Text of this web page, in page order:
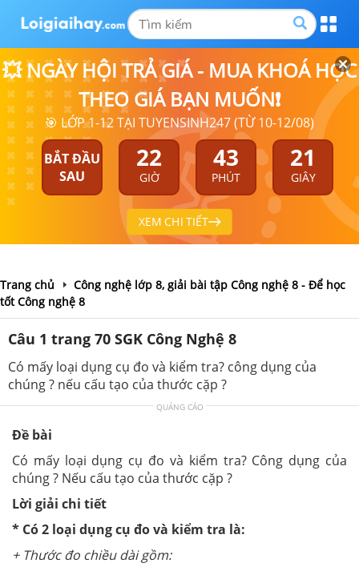
💥 NGÀY HỘI TRẢ GIÁ - MUA KHOÁ HỌC
THEO GIÁ BẠN MUỐN❗
🎯 LỚP 1-12 TẠI TUYENSINH247 (TỪ 10-12/08)
BẮT ĐẦU
SAU
22
GIỜ
43
PHÚT
20
GIÂY
XEM CHI TIẾT
Trang chủ
Công nghệ lớp 8, giải bài tập Công nghệ 8 - Để học
tốt Công nghệ 8
Câu 1 trang 70 SGK Công Nghệ 8
Có mấy loại dụng cụ đo và kiểm tra? công dụng của
chúng ? nếu cấu tạo của thước cặp ?
QUẢNG CÁO
Đề bài
Có mấy loại dụng cụ đo và kiểm tra? Công dụng của
chúng ? Nếu cấu tạo của thước cặp ?
Lời giải chi tiết
* Có 2 loại dụng cụ đo và kiểm tra là:
+ Thước đo chiều dài gồm: